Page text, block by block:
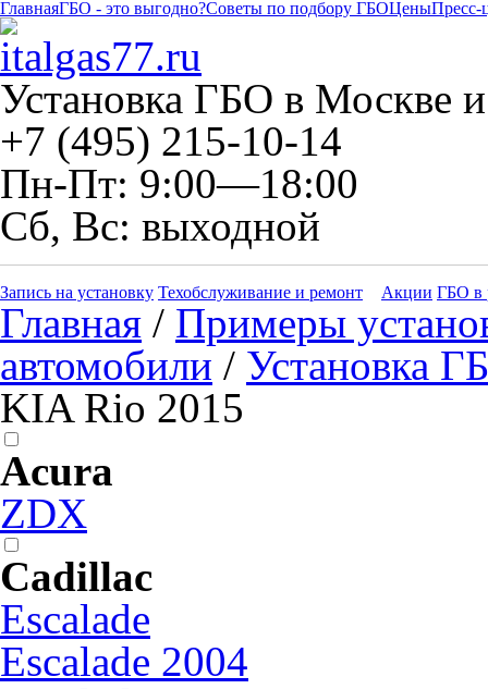
ГлавнаяГБО - это выгодно?Советы по подбору ГБОЦеныПресс-
Установка ГБО в Москве
+7 (495) 215-10-14
Пн-Пт: 9:00—18:00
Сб, Вс: выходной
Запись на установку Техобслуживание и ремонт Акции ГБО в
Главная / Примеры
автомобили / Установка
KIA Rio 2015
Acura
ZDX
Cadillac
Escalade
Escalade 2004